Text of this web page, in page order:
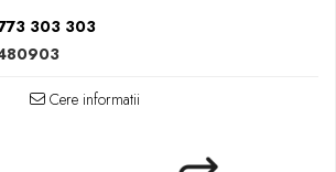
303 303
Cere informatii